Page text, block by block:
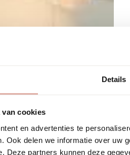
Details
van cookies
en advertenties te
Ook delen we informatie over uw
Deze partners kunnen deze